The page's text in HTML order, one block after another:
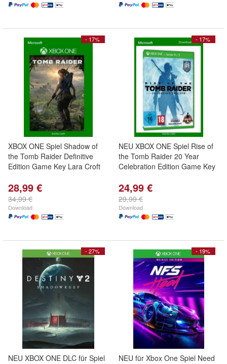
- 17%
XBOX ONE Spiel Shadow of
the Tomb Raider Definitive
Edition Game Key Lara Croft
28,99 €
34,99 €
Download
- 17%
NEU XBOX ONE Spiel Rise of
the Tomb Raider 20 Year
Celebration Edition Game Key
24,99 €
29,99 €
Download
- 27%
NEU XBOX ONE DLC für Spiel
- 19%
NEU für Xbox One Spiel Need